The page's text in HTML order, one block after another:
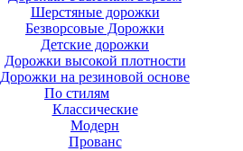
Шерстяные дорожки
Безворсовые Дорожки
Детские дорожки
Дорожки высокой плотности
Дорожки на резиновой основе
По стилям
Классические
Модерн
Прованс